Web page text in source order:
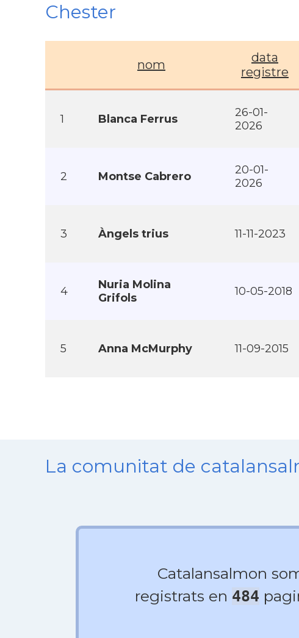
Chester
nom
data
registre
1 Blanca Ferrus
26-01-
2026
2 Montse Cabrero
20-01-
2026
3 Àngels trius 11-11-2023
4
Nuria Molina
Grifols
10-05-2018
5 Anna McMurphy 11-09-2015
La comunitat de
Catalansalmon
registrats en 484